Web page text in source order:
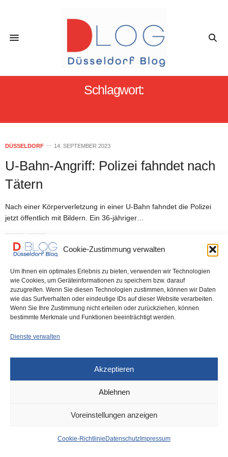
Cookie-Zustimmung verwalten
Um Ihnen ein optimales Erlebnis zu bieten, verwenden wir Technologien
wie Cookies, um Geräteinformationen zu speichern bzw. darauf
zuzugreifen. Wenn Sie diesen Technologien zustimmen, können wir Daten
wie das Surfverhalten oder eindeutige IDs auf dieser Website verarbeiten.
Wenn Sie Ihre Zustimmung nicht erteilen oder zurückziehen, können
bestimmte Merkmale und Funktionen beeinträchtigt werden.
Dienste verwalten
Akzeptieren
Ablehnen
Voreinstellungen anzeigen
Cookie-Richtlinie Datenschutz Impressum
Schlagwort:
DÜSSELDORF 14. SEPTEMBER 2023
U-Bahn-Angriff: Polizei fahndet nach
Tätern
Nach einer Körperverletzung in einer U-Bahn fahndet die Polizei
jetzt öffentlich mit Bildern. Ein 36-jähriger…
0 SHARES
IMPRESSUM DATENSCHUTZ COOKIE-RICHTLINIE (EU)